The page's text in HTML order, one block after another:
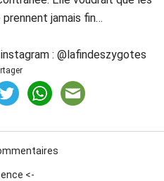
jamais fin…
: @lafindeszygotes
<-